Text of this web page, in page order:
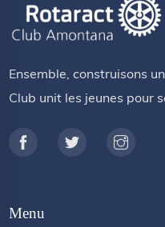
Ensemble, construisons
Club unit les jeunes pour
Menu